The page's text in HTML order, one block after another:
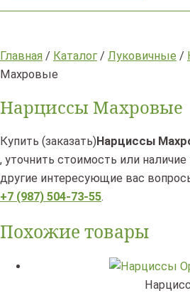
Главная / Каталог/ Луковичные /
Махровые
Нарциссы Махровые
Купить (заказать)Нарциссы
, уточнить стоимость или
другие интересующие вас
+7 (987) 504-73-55.
Похожие товары